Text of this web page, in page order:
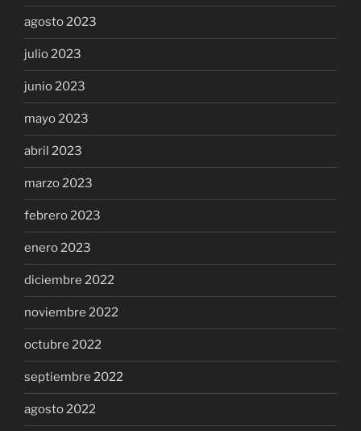
agosto 2023
julio 2023
junio 2023
mayo 2023
abril 2023
marzo 2023
febrero 2023
enero 2023
diciembre 2022
noviembre 2022
octubre 2022
septiembre 2022
agosto 2022